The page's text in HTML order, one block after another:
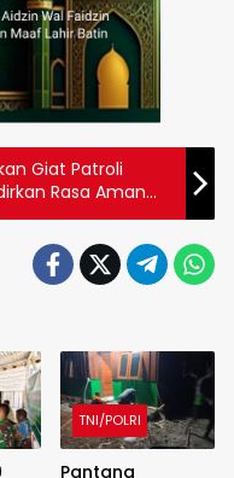
Giat Patroli
Rasa Aman
TNI/POLRI
Pantang